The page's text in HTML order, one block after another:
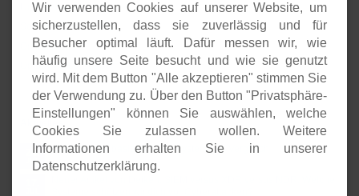
Unternehmenspräsenzen
Software-Entwicklung
Onlineshops
Open-Source-Support
Aktuelles
24.
JUL
Open Source basierte SIEM-Systeme im Vergleich
Wir verwenden Cookies auf unserer Website, um
sicherzustellen, dass sie zuverlässig und für
Besucher optimal läuft. Dafür messen wir, wie
häufig unsere Seite besucht und wie sie genutzt
wird. Mit dem Button "Alle akzeptieren" stimmen Sie
der Verwendung zu. Über den Button "Privatsphäre-
Einstellungen" können Sie auswählen, welche
Cookies Sie zulassen wollen. Weitere
Informationen erhalten Sie in unserer
Datenschutzerklärung.